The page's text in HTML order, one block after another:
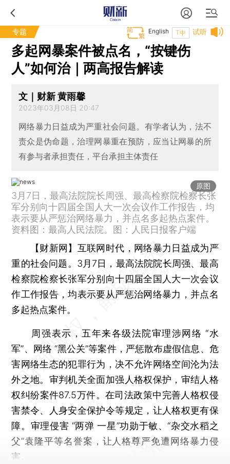
专题 试听
T中
English
多起网暴案件被点名，“按键伤
人”如何治｜两高报告解读
文｜财新 黄雨馨
2023年03月08日 20:47
网络暴力日益成为严重社会问题。有学者认为，法不
责众是伪命题，治理网暴重在预防，应当让网暴的所
有参与者承担责任，平台承担主体责任
原图
3月7日，最高法院院长周强、最高检察院检察长张
军分别向十四届全国人大一次会议作工作报告，均
表示要从严惩治网络暴力，并点名多起热点案件。
资料图：最高人民法院。图：人民日报客户端
【财新网】 互联网时代，网络暴力日益成为严
重的社会问题。3月7日，最高法院院长周强、最高
检察院检察长张军分别向十四届全国人大一次会议
作工作报告，均表示要从严惩治网络暴力，并点名
多起热点案件。
周强表示，五年来各级法院审理涉网络 “水
军”、网络 “黑公关”等案件，严惩散布虚假信息、危
害网络生态的犯罪行为，决不允许网络空间沦为法
外之地。审判机关全面加强人格权保护，审结人格
权纠纷案件87.5万件。在司法政策中完善人格权侵
害禁令、人身安全保护令等规定，让人格权更有保
障。审理侵害 “两弹 一星”功勋于敏、“杂交水稻之
父”袁隆平等名誉案，让人格尊严免遭网络暴力侵
害。